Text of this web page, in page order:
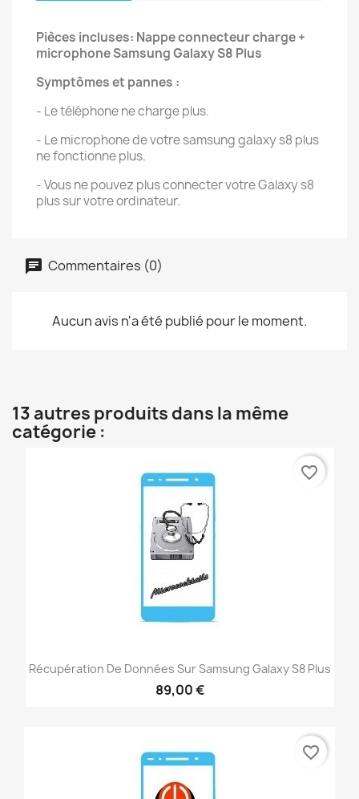
Pièces incluses: Nappe connecteur charge +
microphone Samsung Galaxy S8 Plus
Symptômes et pannes :
- Le téléphone ne charge plus.
- Le microphone de votre samsung galaxy s8 plus
ne fonctionne plus.
- Vous ne pouvez plus connecter votre Galaxy s8
plus sur votre ordinateur.
Commentaires (0)
Aucun avis n'a été publié pour le moment.
13 autres produits dans la même
catégorie :
Récupération De Données Sur Samsung Galaxy S8 Plus
89,00 €
favorite_border
favorite_border